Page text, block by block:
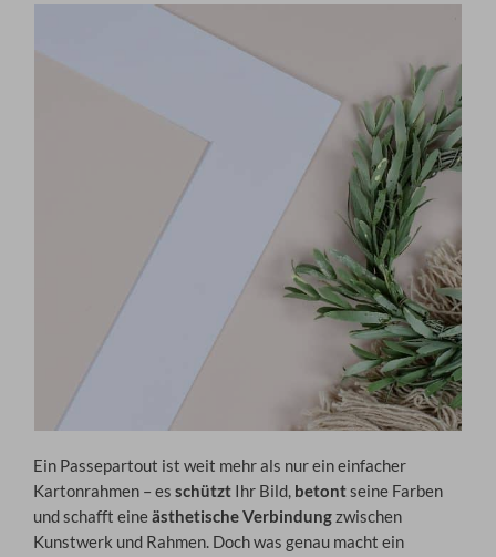
Ein Passepartout ist weit mehr als nur ein einfacher
Kartonrahmen – es schützt Ihr Bild, betontseine Farben
und schafft eineästhetische Verbindungzwischen
Kunstwerk und Rahmen. Doch was genau macht ein